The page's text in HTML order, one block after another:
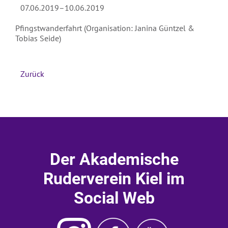
Absenden
07.06.2019–10.06.2019
Pfingstwanderfahrt (Organisation: Janina Güntzel &
Tobias Seide)
Zurück
Der Akademische
Ruderverein Kiel im
Social Web
Instagram
Ruderverein